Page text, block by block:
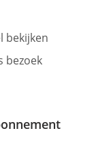
bekijken
bezoek